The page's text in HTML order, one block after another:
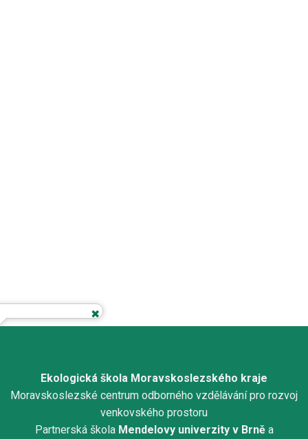
Ekologická škola Moravskoslezského kraje
Moravskoslezské centrum odborného vzdělávání pro rozvoj
venkovského prostoru
Partnerská škola Mendelovy univerzity v Brněa